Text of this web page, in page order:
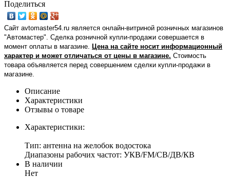
Поделиться
Сайт avtomaster54.ru является онлайн-витриной розничных магазинов
"Автомастер". Сделка розничной купли-продажи совершается в
момент оплаты в магазине.
Цена на сайте носит информационный
характер и может отличаться от цены в магазине. Стоимость
товара объявляется перед совершением сделки купли-продажи в
магазине
Описание
Характеристики
Отзывы о товаре
Характеристики:
Тип: антенна на желобок водостока
Диапазоны рабочих частот: УКВ/FM/СВ/ДВ/КВ
В наличии
Нет